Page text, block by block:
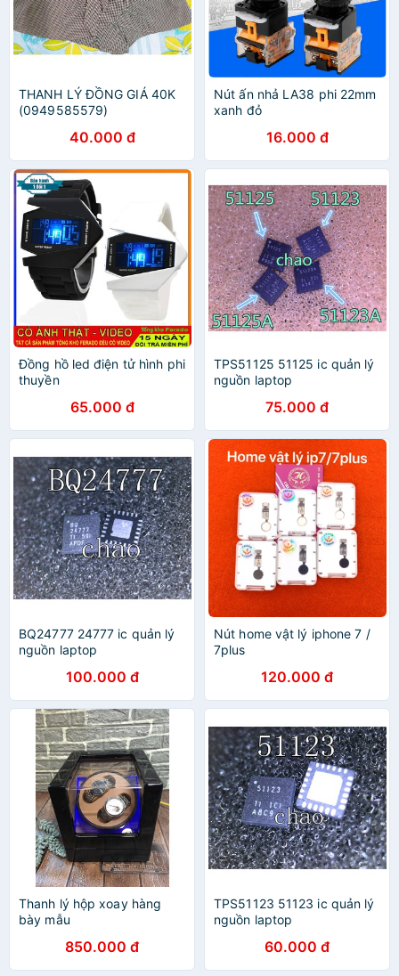
THANH LÝ ĐỒNG GIÁ 40K
(0949585579)
40.000 đ
Nút ấn nhả LA38 phi 22mm
xanh đỏ
16.000 đ
Đồng hồ led điện tử hình phi
thuyền
65.000 đ
TPS51125 51125 ic quản lý
nguồn laptop
75.000 đ
BQ24777 24777 ic quản lý
nguồn laptop
100.000 đ
Nút home vật lý iphone 7 /
7plus
120.000 đ
Thanh lý hộp xoay hàng
bày mẫu
850.000 đ
TPS51123 51123 ic quản lý
nguồn laptop
60.000 đ